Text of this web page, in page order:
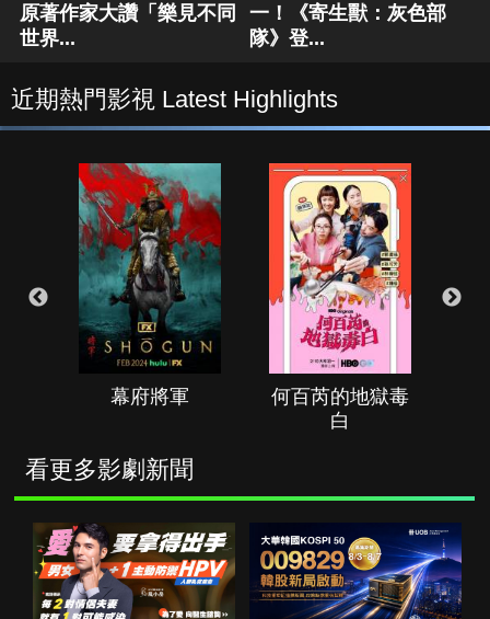
原著作家大讚「樂見不同
世界...
一！《寄生獸：灰色部
隊》登...
近期熱門影視 Latest Highlights
幕府將軍
何百芮的地獄毒
白
看更多影劇新聞